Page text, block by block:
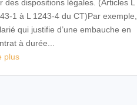
des dispositions légales. (Articles L
1 à L 1243-4 du CT)Par
qui justifie d’une embauche en
à durée...
plus